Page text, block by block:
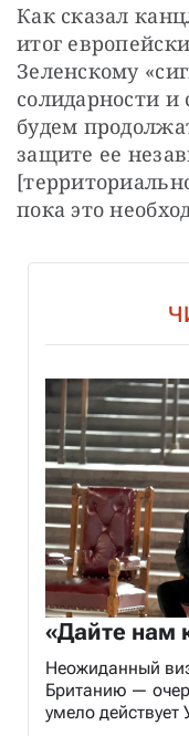
Как сказал
итог
Зеленскому
солидарности
будем
защите ее
пока это
«Дайте нам
Неожиданный
Британию —
умело